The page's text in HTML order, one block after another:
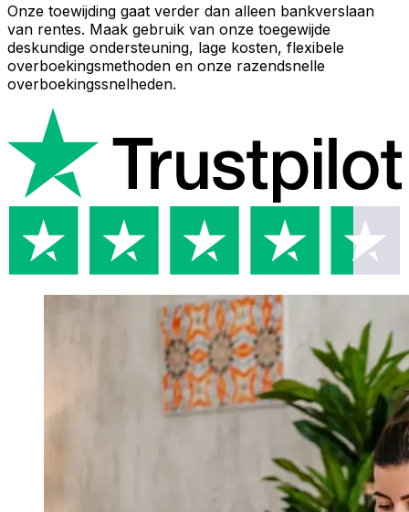
Onze toewijding gaat verder dan alleen bankverslaan
van rentes. Maak gebruik van onze toegewijde
deskundige ondersteuning, lage kosten, flexibele
overboekingsmethoden en onze razendsnelle
overboekingssnelheden.